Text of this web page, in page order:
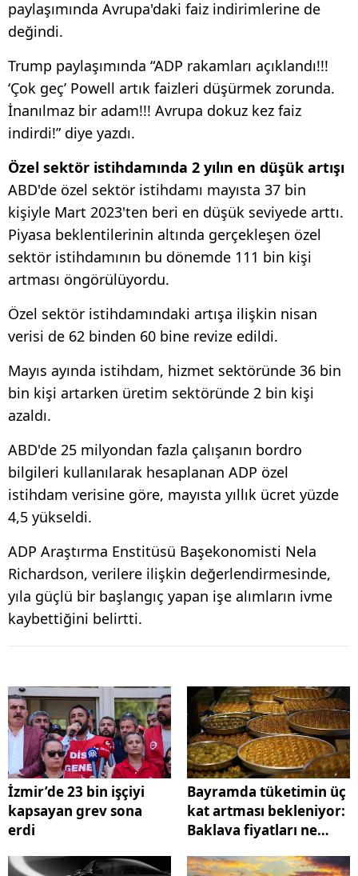
paylaşımında Avrupa'daki faiz indirimlerine de
değindi.
Trump paylaşımında “ADP rakamları açıklandı!!!
‘Çok geç’ Powell artık faizleri düşürmek zorunda.
İnanılmaz bir adam!!! Avrupa dokuz kez faiz
indirdi!” diye yazdı.
Özel sektör istihdamında 2 yılın en düşük artışı
ABD'de özel sektör istihdamı mayısta 37 bin
kişiyle Mart 2023'ten beri en düşük seviyede arttı.
Piyasa beklentilerinin altında gerçekleşen özel
sektör istihdamının bu dönemde 111 bin kişi
artması öngörülüyordu.
Özel sektör istihdamındaki artışa ilişkin nisan
verisi de 62 binden 60 bine revize edildi.
Mayıs ayında istihdam, hizmet sektöründe 36 bin
bin kişi artarken üretim sektöründe 2 bin kişi
azaldı.
ABD'de 25 milyondan fazla çalışanın bordro
bilgileri kullanılarak hesaplanan ADP özel
istihdam verisine göre, mayısta yıllık ücret yüzde
4,5 yükseldi.
ADP Araştırma Enstitüsü Başekonomisti Nela
Richardson, verilere ilişkin değerlendirmesinde,
yıla güçlü bir başlangıç yapan işe alımların ivme
kaybettiğini belirtti.
İzmir’de 23 bin işçiyi
kapsayan grev sona
erdi
Bayramda tüketimin üç
kat artması bekleniyor:
Baklava fiyatları ne